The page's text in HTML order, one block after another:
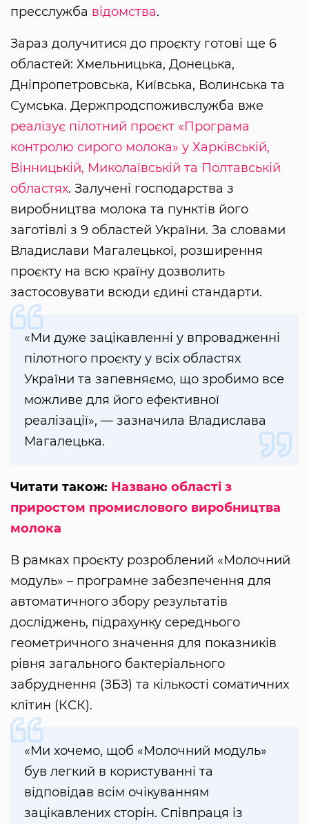
пресслужба відомства.
Зараз долучитися до проєкту готові ще 6
областей: Хмельницька, Донецька,
Дніпропетровська, Київська, Волинська та
Сумська. Держпродспоживслужба вже
реалізує пілотний проєкт «Програма
контролю сирого молока» у Харківській,
Вінницькій, Миколаївській та Полтавській
областях. Залучені господарства з
виробництва молока та пунктів його
заготівлі з 9 областей України. За словами
Владислави Магалецької, розширення
проєкту на всю країну дозволить
застосовувати всюди єдині стандарти.
«Ми дуже зацікавленні у впровадженні
пілотного проєкту у всіх областях
України та запевняємо, що зробимо все
можливе для його ефективної
реалізації», — зазначила Владислава
Магалецька.
Читати також: Названо області з
приростом промислового виробництва
молока
В рамках проєкту розроблений «Молочний
модуль» – програмне забезпечення для
автоматичного збору результатів
досліджень, підрахунку середнього
геометричного значення для показників
рівня загального бактеріального
забруднення (ЗБЗ) та кількості соматичних
клітин (КСК).
«Ми хочемо, щоб «Молочний модуль»
був легкий в користуванні та
відповідав всім очікуванням
зацікавлених сторін. Співпраця із